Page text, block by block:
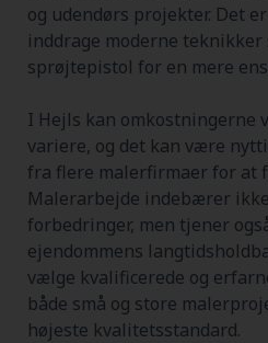
og udendørs projekter. Det
inddrage moderne teknikker
sprøjtepistol for en mere
I Hejls kan omkostningerne
variere, og det kan være
fra flere malerfirmaer for at
Malerarbejde indebærer
forbedringer, men tjener
ejendommens
vælge kvalificerede og
både små og store
højeste kvalitetsstandard.